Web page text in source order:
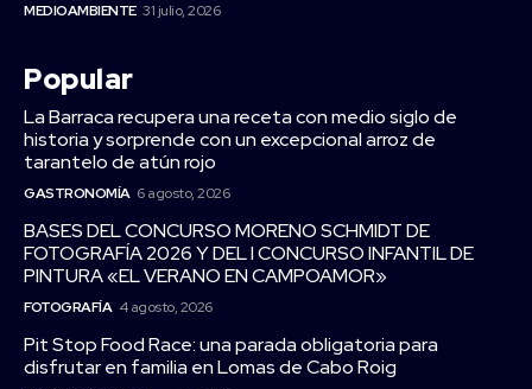
MEDIOAMBIENTE 31 julio, 2026
Popular
La Barraca recupera una receta con medio siglo de
historia y sorprende con un excepcional arroz de
tarantelo de atún rojo
GASTRONOMÍA 6 agosto, 2026
BASES DEL CONCURSO MORENO SCHMIDT DE
FOTOGRAFÍA 2026 Y DEL I CONCURSO INFANTIL DE
PINTURA «EL VERANO EN CAMPOAMOR»
FOTOGRAFÍA 4 agosto, 2026
Pit Stop Food Race: una parada obligatoria para
disfrutar en familia en Lomas de Cabo Roig